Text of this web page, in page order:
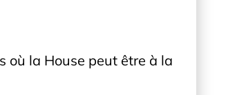
où la House peut être à la